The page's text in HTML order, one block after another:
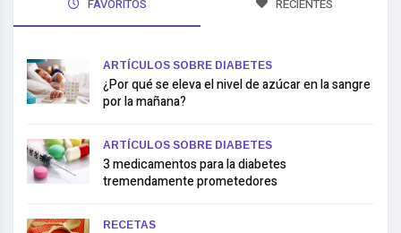
FAVORITOS RECIENTES
ARTÍCULOS SOBRE DIABETES
¿Por qué se eleva el nivel de azúcar en la sangre
por la mañana?
ARTÍCULOS SOBRE DIABETES
3 medicamentos para la diabetes
tremendamente prometedores
RECETAS